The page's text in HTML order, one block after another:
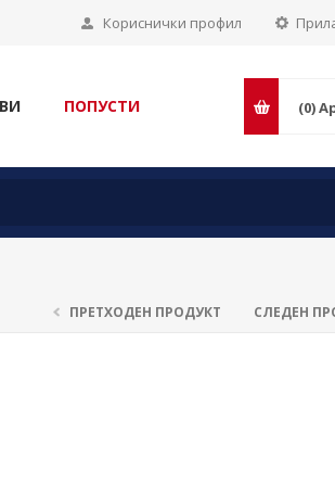
Кориснички профил
ПОПУСТИ (0)
ПРЕТХОДЕН ПРОДУКТ СЛЕДЕН